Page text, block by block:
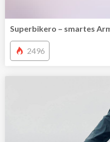
Superbikero – smartes
2496